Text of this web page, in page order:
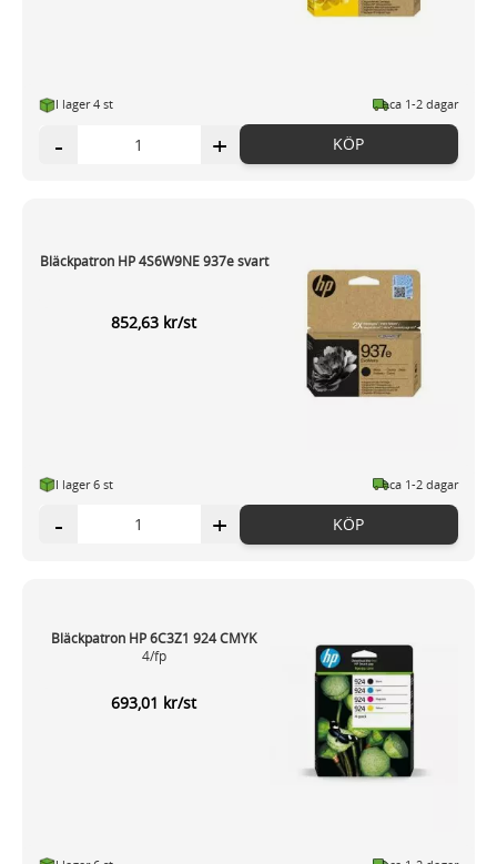
I lager 4 st ca 1-2 dagar
- + KÖP
Bläckpatron HP 4S6W9NE 937e svart
852,63 kr/st
I lager 6 st ca 1-2 dagar
- + KÖP
Bläckpatron HP 6C3Z1 924 CMYK
4/fp
693,01 kr/st